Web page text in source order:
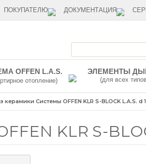
ПОКУПАТЕЛЮ ДОКУМЕНТАЦИЯ
OFFEN L.A.S.
отопление)
ЭЛЕМЕНТЫ
(для всех
Системы OFFEN KLR S-BLOCK L.A.S. d
KLR S-